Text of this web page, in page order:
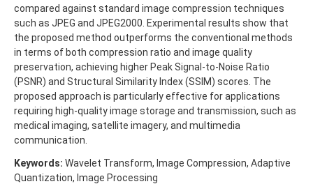
compared against standard image compression techniques
such as JPEG and JPEG2000. Experimental results show that
the proposed method outperforms the conventional methods
in terms of both compression ratio and image quality
preservation, achieving higher Peak Signal-to-Noise Ratio
(PSNR) and Structural Similarity Index (SSIM) scores. The
proposed approach is particularly effective for applications
requiring high-quality image storage and transmission, such as
medical imaging, satellite imagery, and multimedia
communication.
Keywords: Wavelet Transform, Image Compression, Adaptive
Quantization, Image Processing